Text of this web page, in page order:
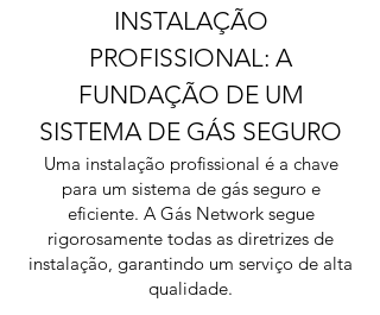
INSTALAÇÃO
PROFISSIONAL: A
FUNDAÇÃO DE UM
SISTEMA DE GÁS SEGURO
Uma instalação profissional é a chave
para um sistema de gás seguro e
eficiente. A Gás Network segue
rigorosamente todas as diretrizes de
instalação, garantindo um serviço de alta
qualidade.